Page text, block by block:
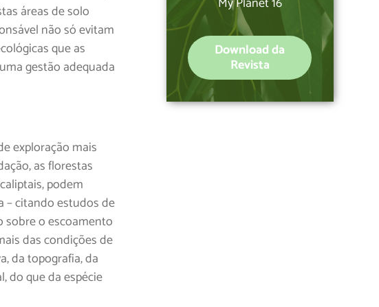
áreas de solo
não só evitam
que as
gestão adequada
exploração mais
as florestas
podem
– citando estudos de
sobre o escoamento
das condições de
da topografia, da
do que da espécie
Download da
Revista